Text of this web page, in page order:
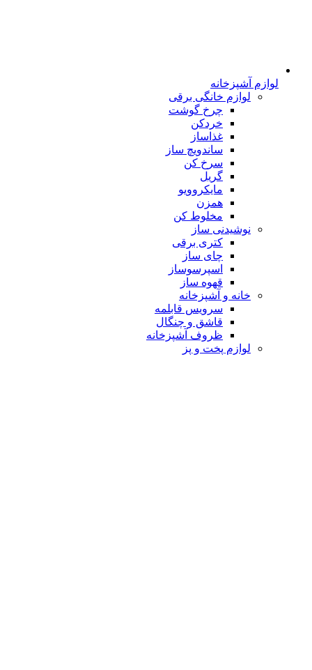
لوازم آشپزخانه
لوازم خانگی برقی
چرخ گوشت
خردکن
غذاساز
ساندویچ ساز
سرخ کن
گریل
مایکروویو
همزن
مخلوط کن
نوشیدنی ساز
کتری برقی
چای ساز
اسپرسوساز
قهوه ساز
خانه و آشپزخانه
سرویس قابلمه
قاشق و چنگال
ظروف آشپزخانه
لوازم پخت و پز